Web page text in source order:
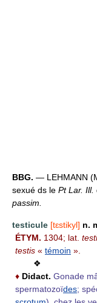
BBG. — LEHMANN
sexué ds le Pt Lar. Ill.
passim.
testicule [tɛstikyl] n.
ÉTYM. 1304; lat.
testis « témoin ».
❖
♦ Didact. Gonade
spermatozoïdes;